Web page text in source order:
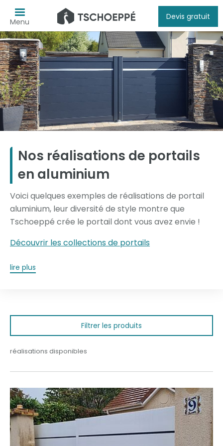
Menu
Devis gratuit
Nos réalisations de portails
en aluminium
Voici quelques exemples de réalisations de portail
aluminium, leur diversité de style montre que
Tschoeppé crée le portail dont vous avez envie !
Découvrir les collections de portails
lire plus
Filtrer les produits
réalisations disponibles